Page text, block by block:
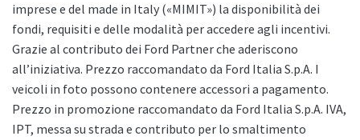
imprese e del made in Italy («MIMIT») la disponibilità dei
fondi, requisiti e delle modalità per accedere agli incentivi.
Grazie al contributo dei Ford Partner che aderiscono
all’iniziativa. Prezzo raccomandato da Ford Italia S.p.A. I
veicoli in foto possono contenere accessori a pagamento.
Prezzo in promozione raccomandato da Ford Italia S.p.A. IVA,
IPT, messa su strada e contributo per lo smaltimento